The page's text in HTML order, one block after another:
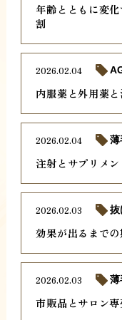
年齢とともに変
割
内服薬と外用薬
2026.02.04
注射とサプリメ
2026.02.04 薄
効果が出るまで
2026.02.03 抜
市販品とサロン
2026.02.03 薄